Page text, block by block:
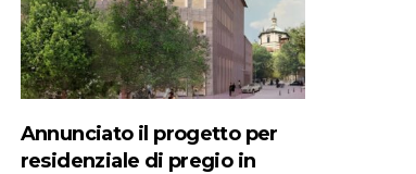
Annunciato il progetto per
residenziale di pregio in